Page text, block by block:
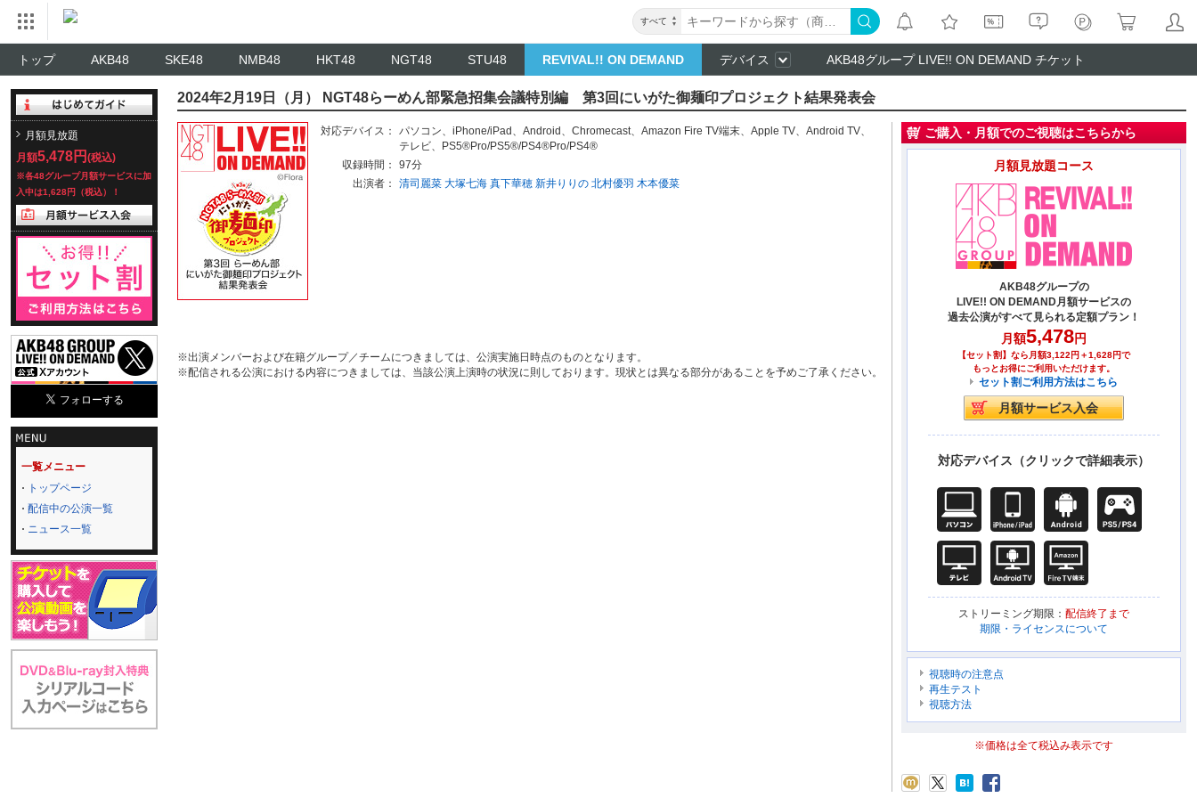
すべて
トップ AKB48 SKE48 NMB48 HKT48 NGT48 STU48 REVIVAL!! ON DEMAND デバイス AKB48グループ LIVE!! ON DEMAND チケット
月額見放題
月額5,478円 (税込)
※各48グループ月額サービスに加
入中は1,628円（税込）！
一覧メニュー
トップページ
配信中の公演一覧
ニュース一覧
2024年2月19日（月） NGT48らーめん部緊急招集会議特別編 第3回にいがた御麺印プロジェクト結果発表会
対応デバイス： パソコン、 iPhone/iPad 、 Android 、 Chromecast、 Amazon Fire TV端末、 Apple TV、 Android TV、
テレビ、
PS5®Pro/PS5®/PS4®Pro/PS4®
収録時間：
97分
出演者：
清司麗菜 大塚七海 真下華穂 新井りりの 北村優羽 木本優菜
※出演メンバーおよび在籍グループ／チームにつきましては、公演実施日時点のものとなります。
※配信される公演における内容につきましては、当該公演上演時の状況に則しております。現状とは異なる部分があることを予めご了承ください。
ご購入・月額でのご視聴はこちらから
月額見放題コース
AKB48グループの
LIVE!! ON DEMAND月額サービスの
過去公演がすべて見られる定額プラン！
月額5,478円
【セット割】なら月額3,122円＋1,628円で
もっとお得にご利用いただけます。
セット割ご利用方法はこちら
対応デバイス（クリックで詳細表示）
ストリーミング期限： 配信終了まで
期限・ライセンスについて
視聴時の注意点
再生テスト
視聴方法
※価格は全て税込み表示です